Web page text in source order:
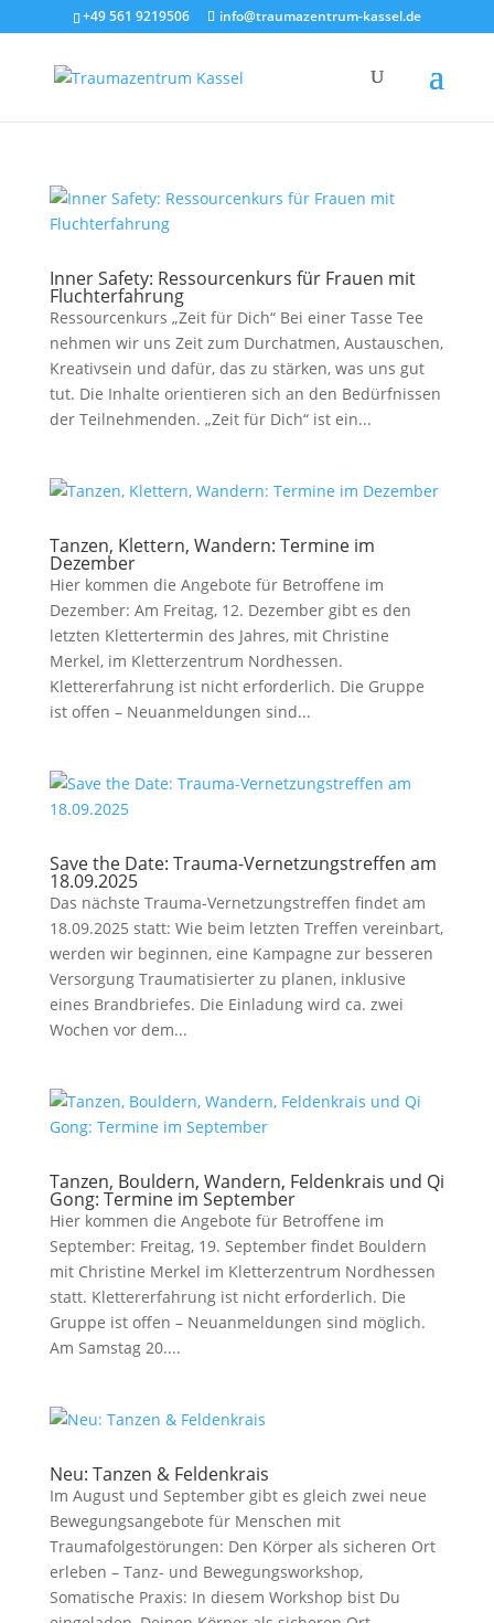
+49 561 9219506 info@traumazentrum-kassel.de
Inner Safety: Ressourcenkurs für Frauen mit
Fluchterfahrung
Ressourcenkurs „Zeit für Dich“ Bei einer Tasse Tee
nehmen wir uns Zeit zum Durchatmen, Austauschen,
Kreativsein und dafür, das zu stärken, was uns gut
tut. Die Inhalte orientieren sich an den Bedürfnissen
der Teilnehmenden. „Zeit für Dich“ ist ein...
Tanzen, Klettern, Wandern: Termine im
Dezember
Hier kommen die Angebote für Betroffene im
Dezember: Am Freitag, 12. Dezember gibt es den
letzten Klettertermin des Jahres, mit Christine
Merkel, im Kletterzentrum Nordhessen.
Klettererfahrung ist nicht erforderlich. Die Gruppe
ist offen – Neuanmeldungen sind...
Save the Date: Trauma-Vernetzungstreffen am
18.09.2025
Das nächste Trauma-Vernetzungstreffen findet am
18.09.2025 statt: Wie beim letzten Treffen vereinbart,
werden wir beginnen, eine Kampagne zur besseren
Versorgung Traumatisierter zu planen, inklusive
eines Brandbriefes. Die Einladung wird ca. zwei
Wochen vor dem...
Tanzen, Bouldern, Wandern, Feldenkrais und Qi
Gong: Termine im September
Hier kommen die Angebote für Betroffene im
September: Freitag, 19. September findet Bouldern
mit Christine Merkel im Kletterzentrum Nordhessen
statt. Klettererfahrung ist nicht erforderlich. Die
Gruppe ist offen – Neuanmeldungen sind möglich.
Am Samstag 20....
Neu: Tanzen & Feldenkrais
Im August und September gibt es gleich zwei neue
Bewegungsangebote für Menschen mit
Traumafolgestörungen: Den Körper als sicheren Ort
erleben – Tanz- und Bewegungsworkshop,
Somatische Praxis: In diesem Workshop bist Du